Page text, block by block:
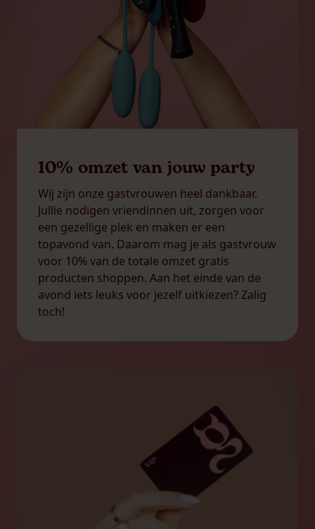
10% omzet van jouw party
Wij zijn onze gastvrouwen heel dankbaar.
Jullie nodigen vriendinnen uit, zorgen voor
een gezellige plek en maken er een
topavond van. Daarom mag je als gastvrouw
voor 10% van de totale omzet gratis
producten shoppen. Aan het einde van de
avond iets leuks voor jezelf uitkiezen? Zalig
toch!